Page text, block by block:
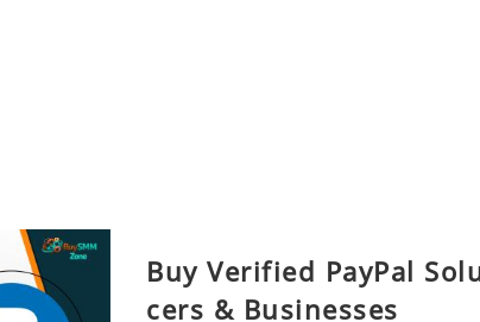
Buy Verified PayPal
cers & Businesses